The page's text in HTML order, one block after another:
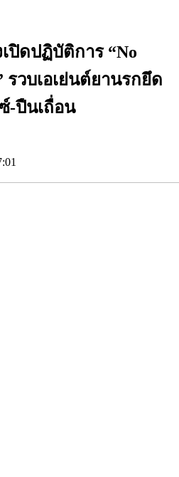
ปิดปฏิบัติการ “No
รวบเอเย่นต์ยานรกยึด
-ปืนเถื่อน